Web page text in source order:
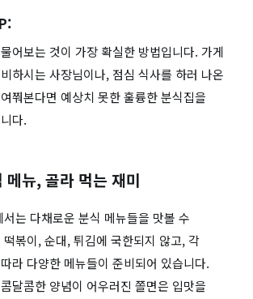
어보는 것이 가장 확실한 방법입니다. 가게
하시는 사장님이나, 점심 식사를 하러 나온
쭤본다면 예상치 못한 훌륭한 분식집을
다.
메뉴, 골라 먹는 재미
는 다채로운 분식 메뉴들을 맛볼 수
볶이, 순대, 튀김에 국한되지 않고, 각
라 다양한 메뉴들이 준비되어 있습니다.
달콤한 양념이 어우러진 쫄면은 입맛을